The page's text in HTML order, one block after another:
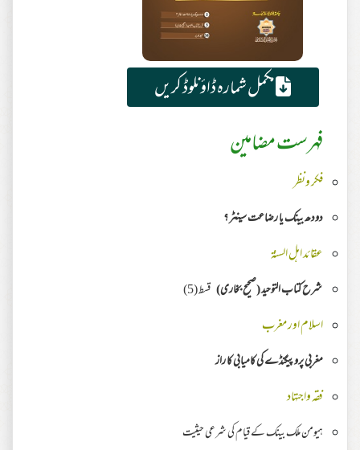
مکمل شمارہ ڈاؤنلوڈ کریں
فہرست مضامین
فکر ونظر
دودھ بینک یا رضاعت سینٹر ؟
عقائد اہل السنۃ
شرح كتاب التوحيد (صحيح بخاری) قسط (5)
اسلام اور مغرب
مغربی پروپیگنڈے کی کامیابی کا راز
فقہ واجتہاد
ہیومن ملک بینک کے قیام کی شرعی حیثیت